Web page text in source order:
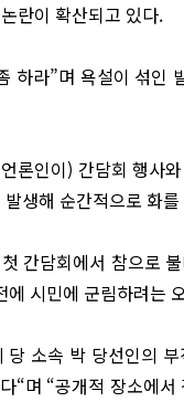
란이 확산되고 있다.
하라”며 욕설이 섞인
론인이) 간담회 행사
생해 순간적으로 화
간담회에서 참으로
시민에 군림하려는
소속 박 당선인의
“며 “공개적 장소에